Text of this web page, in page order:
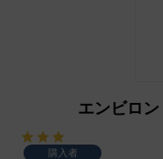
エンビロ
購入者